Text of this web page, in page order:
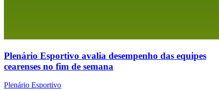
Plenário Esportivo avalia desempenho das equipes
cearenses no fim de semana
Plenário Esportivo